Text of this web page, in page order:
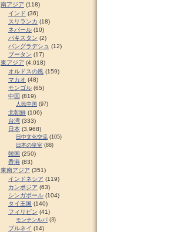
南アジア (118)
インド (36)
スリランカ (18)
ネパール (10)
パキスタン (2)
バングラデシュ (12)
ブータン (17)
東アジア (4,018)
オルドスの風 (159)
マカオ (48)
モンゴル (65)
中国 (819)
人民中国 (97)
北朝鮮 (106)
台湾 (333)
日本 (3,968)
日中文化交流 (105)
日本の皇室 (88)
韓国 (250)
香港 (83)
東南アジア (351)
インドネシア (119)
カンボジア (63)
シンガポール (104)
タイ王国 (140)
フィリピン (41)
モンテンルパ (3)
ブルネイ (14)